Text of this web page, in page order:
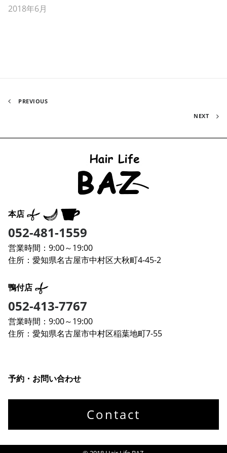
2018年6月
PREVIOUS
NEXT
本店
052-481-1559
営業時間：9:00～19:00
住所：愛知県名古屋市中村区大秋町4-45-2
鴨付店
052-413-7767
営業時間：9:00～19:00
住所：愛知県名古屋市中村区稲葉地町7-55
予約・お問い合わせ
Contact